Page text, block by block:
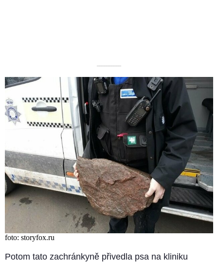
––––––––––
foto: storyfox.ru
Potom tato zachránkyně přivedla psa na kliniku